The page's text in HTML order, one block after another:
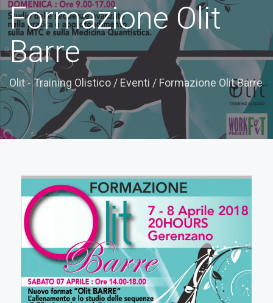
Formazione Olit
Barre
Olit - Training Olistico / Eventi / Formazione Olit Barre